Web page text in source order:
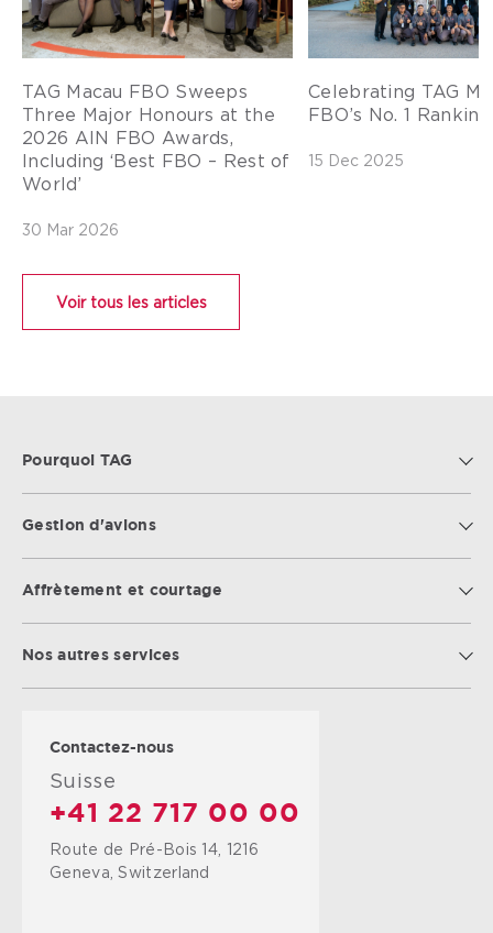
TAG Macau FBO Sweeps
Three Major Honours at the
2026 AIN FBO Awards,
Including ‘Best FBO – Rest of
World’
30 Mar 2026
Celebrating TAG
FBO’s No. 1
15 Dec 2025
Voir tous les articles
Pourquoi TAG
Gestion d'avions
Affrètement et courtage
Nos autres services
Contactez-nous
Suisse
+41 22 717 00 00
Route de Pré-Bois 14, 1216
Geneva, Switzerland